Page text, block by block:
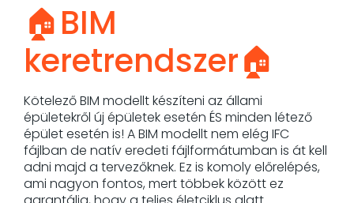
🏠BIM
keretrendszer🏠
Kötelező BIM modellt készíteni az állami
épületekről új épületek esetén ÉS minden létező
épület esetén is! A BIM modellt nem elég IFC
fájlban de natív eredeti fájlformátumban is át kell
adni majd a tervezőknek. Ez is komoly előrelépés,
ami nagyon fontos, mert többek között ez